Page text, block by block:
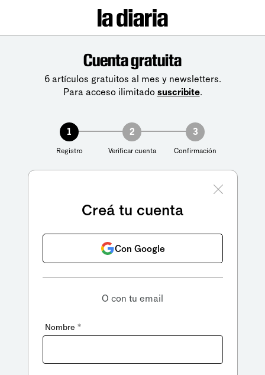
Cuenta gratuita
6 artículos gratuitos al mes y newsletters.
Para acceso ilimitado suscribite.
1
Registro
2
Verificar cuenta
3
Confirmación
Creá tu cuenta
Con Google
O con tu email
Nombre *